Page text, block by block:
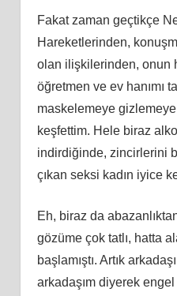
Fakat zaman geçtikçe
Hareketlerinden,
olan ilişkilerinden, onun
öğretmen ve ev hanımı
maskelemeye gizlemeye
keşfettim. Hele biraz
indirdiğinde, zincirlerini
çıkan seksi kadın iyice
Eh, biraz da
gözüme çok tatlı, hatta
başlamıştı. Artık
arkadaşım diyerek